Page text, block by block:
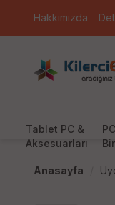
Hakkımızda
Tablet PC &
Aksesuarları
Anasayfa